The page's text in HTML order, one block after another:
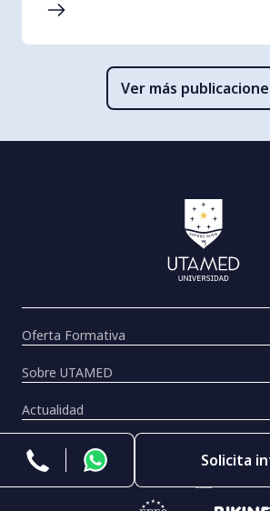
Solicita
Ver más
Oferta Formativa
Sobre UTAMED
Actualidad
Titulaciones destacadas